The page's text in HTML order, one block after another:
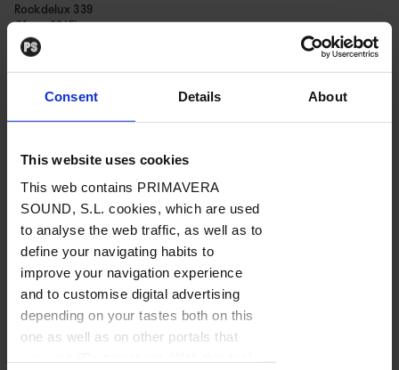
Consent Details About
This website uses cookies
This web contains PRIMAVERA
SOUND, S.L. cookies, which are used
to analyse the web traffic, as well as to
define your navigating habits to
improve your navigation experience
and to customise digital advertising
depending on your tastes both on this
one as well as on other portals that
Rockdelux 339
(Mayo 2015)
BAJO
Esta es la crítica de “To Pimp A
Butterfly”, escrita por Juan
Cervera. El tercer largo del artista
de Compton puso otro sólido
pilar en el fastuoso edificio de la
música negra, con el hip hop
como cemento armado, pero
añadiendo nuevos materiales en
Contenido exclusivo
Para poder leer el contenido tienes que estar registrado.